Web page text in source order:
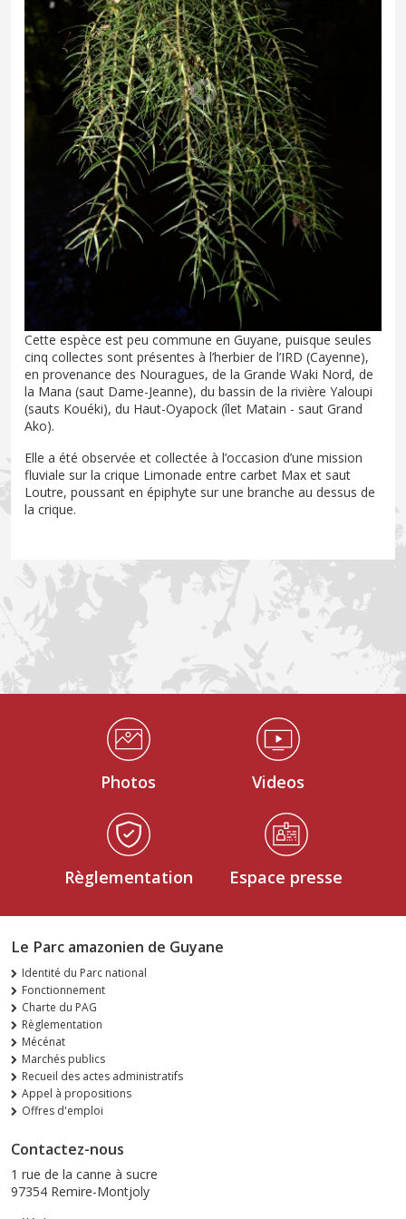
Cette espèce est peu commune en Guyane, puisque seules
cinq collectes sont présentes à l’herbier de l’IRD (Cayenne),
en provenance des Nouragues, de la Grande Waki Nord, de
la Mana (saut Dame-Jeanne), du bassin de la rivière Yaloupi
(sauts Kouéki), du Haut-Oyapock (îlet Matain - saut Grand
Ako).
Elle a été observée et collectée à l’occasion d’une mission
fluviale sur la crique Limonade entre carbet Max et saut
Loutre, poussant en épiphyte sur une branche au dessus de
la crique.
Médiathèque Footer
Photos Videos
Règlementation Espace presse
Le Parc amazonien de Guyane
Identité du Parc national
Fonctionnement
Charte du PAG
Règlementation
Mécénat
Marchés publics
Recueil des actes administratifs
Appel à propositions
Offres d'emploi
Contactez-nous
1 rue de la canne à sucre
97354 Remire-Montjoly